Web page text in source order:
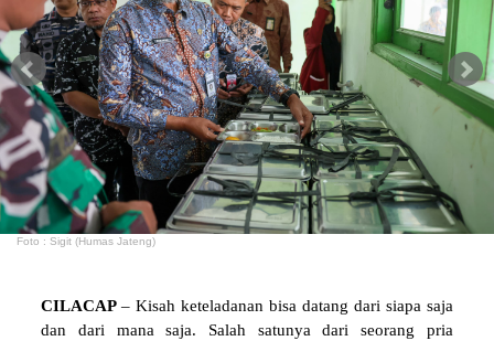
Foto : Sigit (Humas Jateng)
CILACAP– Kisah keteladanan bisa datang dari siapa saja
dan dari mana saja. Salah satunya dari seorang pria